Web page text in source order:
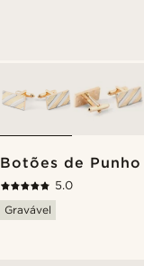
Botões de
5.0
Gravável